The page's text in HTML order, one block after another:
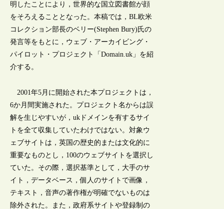
明したことにより，世界的な国立図書館が顔
をそろえることとなった。本稿では，BL欧米
コレクション部長のベリー(Stephen Bury)氏の
発言等をもとに，ウェブ・アーカイビング・
パイロット・プロジェクト「Domain.uk」を紹
介する。
2001年5月に開始された本プロジェクトは，
6か月間実施された。プロジェクト名からは誤
解を生じやすいが，ukドメインを有するサイ
トを全て収集していたわけではない。対象ウ
ェブサイトは，英国の歴史的または文化的に
重要なものとし，100のウェブサイトを選択し
ていた。その際，選択基準として，大手のサ
イト，データベース，個人のサイトで画像，
テキスト，音声の著作権が明確でないものは
除外された。また，政府系サイトや登録制の